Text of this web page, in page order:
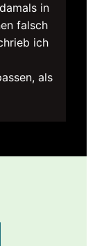
in
falsch
ich
als